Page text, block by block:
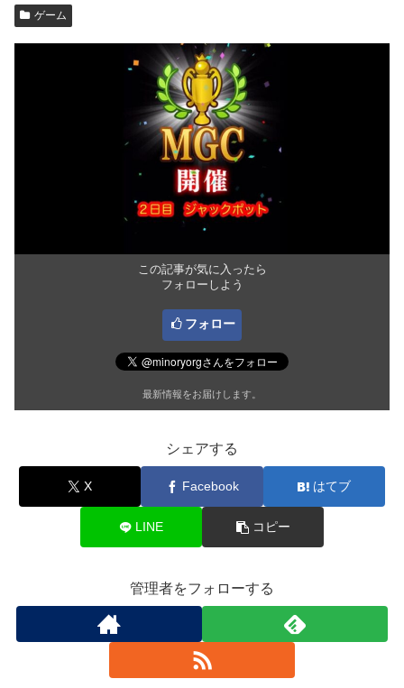
ゲーム
この記事が気に入ったら
フォローしよう
フォロー
最新情報をお届けします。
シェアする
X Facebook はてブ
LINE コピー
管理者をフォローする